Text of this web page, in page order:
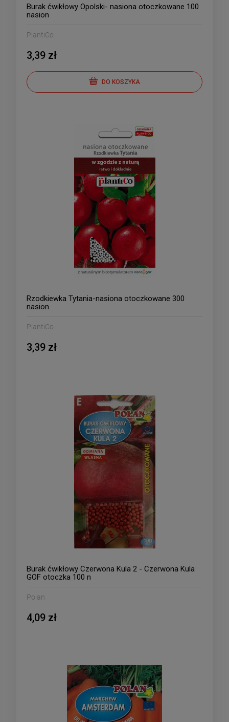
Burak ćwikłowy Opolski- nasiona otoczkowane 100
nasion
PlantiCo
3,39 zł
DO KOSZYKA
Rzodkiewka Tytania-nasiona otoczkowane 300
nasion
PlantiCo
3,39 zł
Burak ćwikłowy Czerwona Kula 2 - Czerwona Kula
GOF otoczka 100 n
Polan
4,09 zł